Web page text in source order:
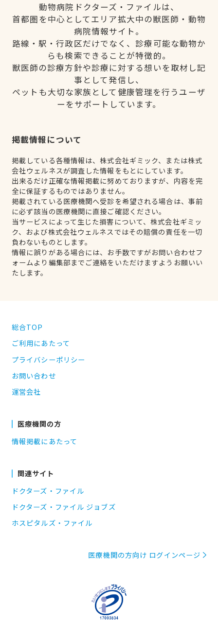
動物病院ドクターズ・ファイルは、
首都圏を中心としてエリア拡大中の獣医師・動物
病院情報サイト。
路線・駅・行政区だけでなく、診療可能な動物か
らも検索できることが特徴的。
獣医師の診療方針や診療に対する想いを取材し記
事として発信し、
ペットも大切な家族として健康管理を行うユーザ
ーをサポートしています。
掲載情報について
掲載している各種情報は、株式会社ギミック、または株式
会社ウェルネスが調査した情報をもとにしています。
出来るだけ正確な情報掲載に努めておりますが、内容を完
全に保証するものではありません。
掲載されている医療機関へ受診を希望される場合は、事前
に必ず該当の医療機関に直接ご確認ください。
当サービスによって生じた損害について、株式会社ギミッ
ク、および株式会社ウェルネスではその賠償の責任を一切
負わないものとします。
情報に誤りがある場合には、お手数ですがお問い合わせフ
ォームより編集部までご連絡をいただけますようお願いい
たします。
総合TOP
ご利用にあたって
プライバシーポリシー
お問い合わせ
運営会社
医療機関の方
情報掲載にあたって
関連サイト
ドクターズ・ファイル
ドクターズ・ファイル ジョブズ
ホスピタルズ・ファイル
医療機関の方向け ログインページ